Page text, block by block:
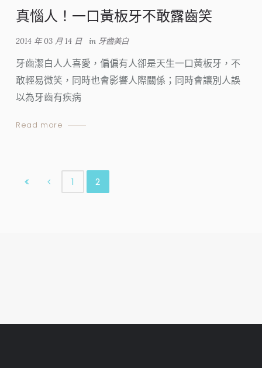
真惱人！一口黃板牙不敢露齒笑
2014 年 03 月 14 日 in 牙齒美白
牙齒潔白人人喜愛，偏偏有人卻是天生一口黃板牙，不
敢輕易微笑，同時也會影響人際關係；同時會讓別人誤
以為牙齒有疾病
Read more
1 2